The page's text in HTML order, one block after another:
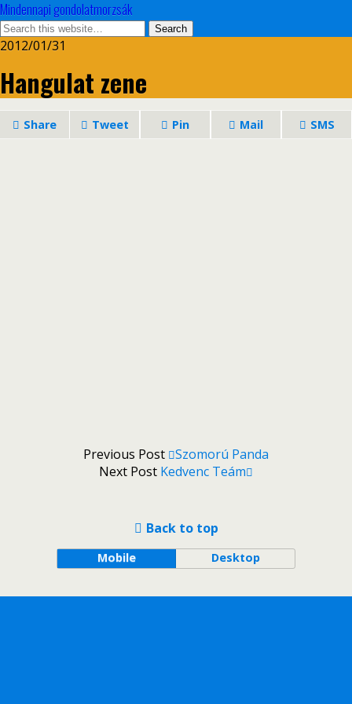
Mindennapi gondolatmorzsák
2012/01/31
Hangulat zene
Share Tweet Pin Mail SMS
Previous Post Szomorú Panda
Next Post Kedvenc Teám
Back to top
Mobile Desktop